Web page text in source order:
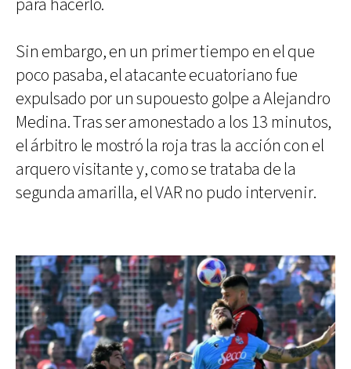
para hacerlo.
Sin embargo, en un primer tiempo en el que
poco pasaba, el atacante ecuatoriano fue
expulsado por un supouesto golpe a Alejandro
Medina. Tras ser amonestado a los 13 minutos,
el árbitro le mostró la roja tras la acción con el
arquero visitante y, como se trataba de la
segunda amarilla, el VAR no pudo intervenir.